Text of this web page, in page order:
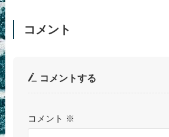
コメント
コメントする
コメント ※